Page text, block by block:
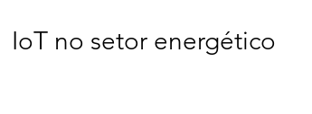
IoT no setor energético